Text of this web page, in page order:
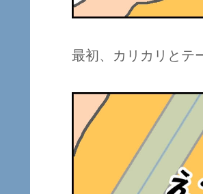
最初、カリカリとテ